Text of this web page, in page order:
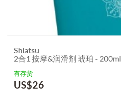
Shiatsu
2合1 按摩&润滑剂 琥珀 - 200ml
有存货
US$26